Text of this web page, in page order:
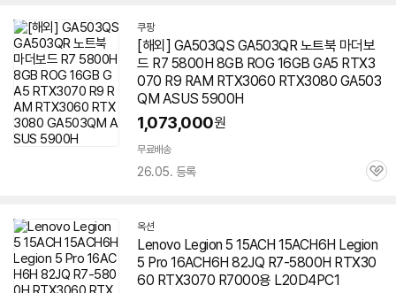
쿠팡
[해외] GA503QS GA503QR 노트북 마더보
드 R7 5800H 8GB ROG 16GB GA5 RTX3
070 R9 RAM RTX3060 RTX3080 GA503
QM ASUS 5900H
1,073,000원
무료배송
26.05. 등록
관
옥션
Lenovo Legion 5 15ACH 15ACH6H Legion
5 Pro 16ACH6H 82JQ R7-5800H RTX30
60 RTX3070 R7000용 L20D4PC1